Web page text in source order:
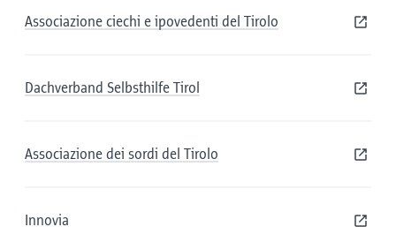
Associazione ciechi e ipovedenti del Tirolo
Dachverband Selbsthilfe Tirol
Associazione dei sordi del Tirolo
Innovia